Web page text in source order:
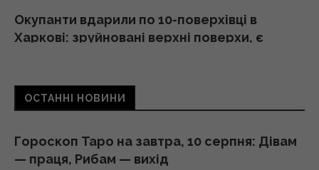
Окупанти вдарили по 10-поверхівці в
Харкові: зруйновані верхні поверхи, є
за 60 років: як скористатия пільгою
09:30 неділя, 09 серпня 2026
ОСТАННІ НОВИНИ
Гороскоп Таро на завтра, 10 серпня: Дівам
— праця, Рибам — вихід